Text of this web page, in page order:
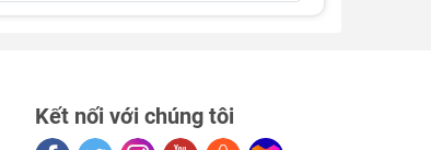
Kết nối với chúng tôi